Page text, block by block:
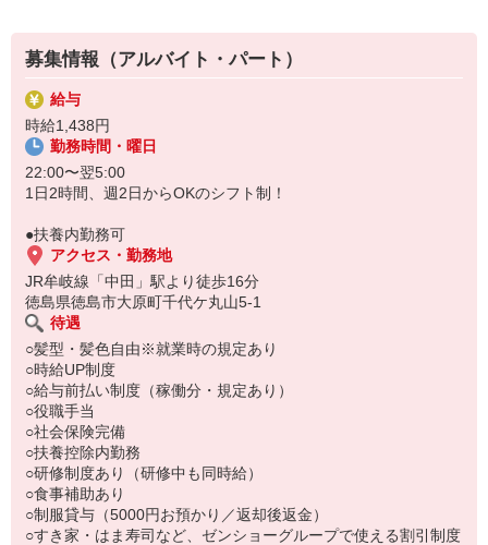
ョーグループ！
その中のひとつ『すき家』でお仕事しませんか？
あなたの笑顔で！
すばやく提供！
他にも、食材の調整や金銭管理、新しく入社したクルーの研修など
様々なお仕事があります。
セルフオーダー、セルフ会計で、現金の受け渡しはほとんどありま
せん。※一部店舗を除く
取り間違いもなく安心でスムーズ♪
マニュアルも用意していますので飲食店が初めての方でも大丈夫！
もちろん先輩クルーがしっかり教えてくれるので安心してくださ
い。
募集情報（アルバイト・パート）
給与
時給1,438円
勤務時間・曜日
22:00〜翌5:00
1日2時間、週2日からOKのシフト制！
●扶養内勤務可
アクセス・勤務地
JR牟岐線「中田」駅より徒歩16分
徳島県徳島市大原町千代ケ丸山5-1
待遇
○髪型・髪色自由※就業時の規定あり
○時給UP制度
○給与前払い制度（稼働分・規定あり）
○役職手当
○社会保険完備
○扶養控除内勤務
○研修制度あり（研修中も同時給）
○食事補助あり
○制服貸与（5000円お預かり／返却後返金）
○すき家・はま寿司など、ゼンショーグループで使える割引制度